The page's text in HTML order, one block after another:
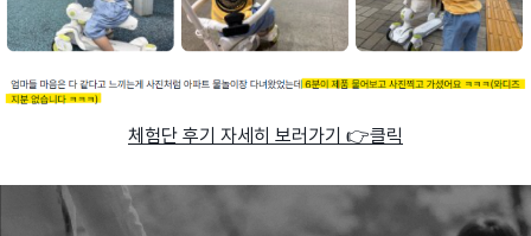
체험단 후기 자세히 보러가기 👉클릭